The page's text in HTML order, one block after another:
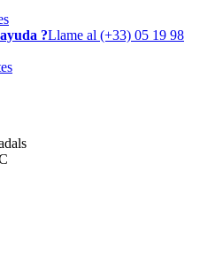
?Llame al (+33) 05 19 98